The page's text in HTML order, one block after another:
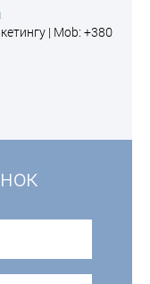
| Mоb: +380